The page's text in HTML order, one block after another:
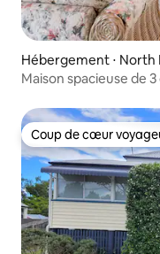
Hébergement ⋅ North
Maison spacieuse de
Coup de cœur
Coup de cœur